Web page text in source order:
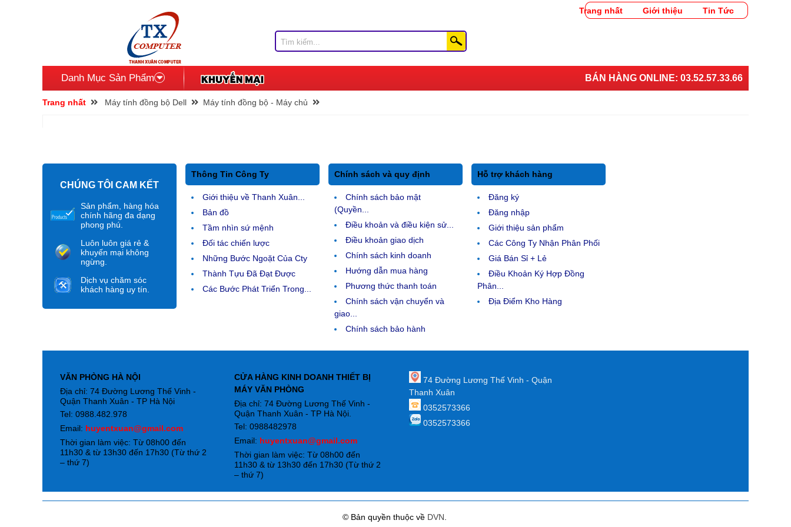
Trang nhất Giới thiệu Tin Tức
Danh Mục Sản Phẩm BÁN HÀNG ONLINE: 03.52.57.33.66
Trang nhất Máy tính đồng bộ Dell Máy tính đồng bộ - Máy chủ
CHÚNG TÔI CAM KẾT
Sản phẩm, hàng hóa
chính hãng đa dạng
phong phú.
Luôn luôn giá rẻ &
khuyến mại không
ngừng.
Dịch vụ chăm sóc
khách hàng uy tín.
Thông Tin Công Ty
Giới thiệu về Thanh Xuân...
Bản đồ
Tầm nhìn sứ mệnh
Đối tác chiến lược
Những Bước Ngoặt Của Cty
Thành Tựu Đã Đạt Được
Các Bước Phát Triển Trong...
Chính sách và quy định
Chính sách bảo mật
(Quyền...
Điều khoản và điều kiện sử...
Điều khoản giao dịch
Chính sách kinh doanh
Hướng dẫn mua hàng
Phương thức thanh toán
Chính sách vận chuyển và
giao...
Chính sách bảo hành
Hỗ trợ khách hàng
Đăng ký
Đăng nhập
Giới thiệu sản phẩm
Các Công Ty Nhận Phân Phối
Giá Bán Sỉ + Lẻ
Điều Khoản Ký Hợp Đồng
Phân...
Địa Điểm Kho Hàng
VĂN PHÒNG HÀ NỘI
Địa chỉ: 74 Đường Lương Thế Vinh -
Quận Thanh Xuân - TP Hà Nội
Tel: 0988.482.978
Email: huyentxuan@gmail.com
Thời gian làm việc: Từ 08h00 đến
11h30 & từ 13h30 đến 17h30 (Từ thứ 2
– thứ 7)
CỬA HÀNG KINH DOANH THIẾT BỊ
MÁY VĂN PHÒNG
Địa chỉ: 74 Đường Lương Thế Vinh -
Quận Thanh Xuân - TP Hà Nội.
Tel: 0988482978
Email: huyentxuan@gmail.com
Thời gian làm việc: Từ 08h00 đến
11h30 & từ 13h30 đến 17h30 (Từ thứ 2
– thứ 7)
74 Đường Lương Thế Vinh - Quận
Thanh Xuân
0352573366
0352573366
© Bản quyền thuộc về DVN